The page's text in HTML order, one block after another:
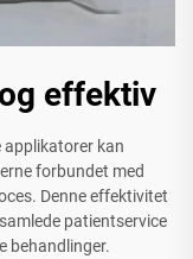
effektiv
kan
forbundet med
Denne effektivitet
patientservice
behandlinger.